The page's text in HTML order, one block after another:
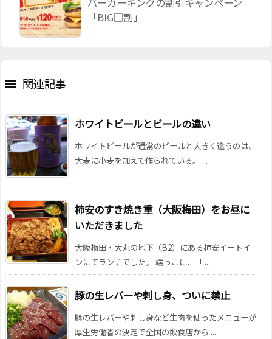
「BIG□割」
 関連記事
ホワイトビールとビールの違い
ホワイトビールが通常のビールと大きく違うのは、
大麦に小麦を加えて作られている。 ...
柿安のすき焼き重（大阪梅田）をお昼に
いただきました
大阪梅田・大丸の地下（B2）にある柿安イートイ
ンにてランチでした。 端っこに、「 ...
豚の生レバーや刺し身、ついに禁止
豚の生レバーや刺し身など生肉を使ったメニューが
厚生労働省の決定で全国の飲食店から ...